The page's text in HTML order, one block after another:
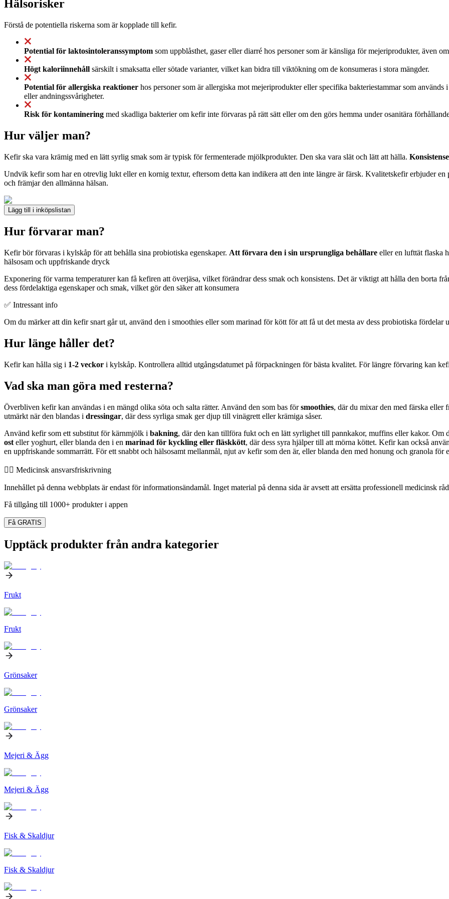
Hälsorisker
Förstå de potentiella riskerna som är kopplade till kefir.
Potential för laktosintoleranssymptom som uppblåsthet, gaser eller diarré hos personer som är känsliga för mejeriprodukter, även
Högt kaloriinnehåll särskilt i smaksatta eller sötade varianter, vilket kan bidra till viktökning om de konsumeras i stora mängder.
Potential för allergiska reaktioner hos personer som är allergiska mot mejeriprodukter eller specifika bakteriestammar som
eller andningssvårigheter.
Risk för kontaminering med skadliga bakterier om kefir inte förvaras på rätt sätt eller om den görs hemma under osanitära
Hur väljer man?
Kefir ska vara krämig med en lätt syrlig smak som är typisk för fermenterade mjölkprodukter. Den ska vara slät och lätt att hälla.
Undvik kefir som har en otrevlig lukt eller en kornig textur, eftersom detta kan indikera att den inte längre är färsk. Kvalitetskefir erbjuder
och främjar den allmänna hälsan.
Lägg till i inköpslistan
Hur förvarar man?
Kefir bör förvaras i kylskåp för att behålla sina probiotiska egenskaper. Att förvara den i sin ursprungliga behållare eller en lufttät flaska
hälsosam och uppfriskande dryck
Exponering för varma temperaturer kan få kefiren att överjäsa, vilket förändrar dess smak och konsistens. Det är viktigt att hålla den borta
dess fördelaktiga egenskaper och smak, vilket gör den säker att konsumera
✅ Intressant info
Om du märker att din kefir snart går ut, använd den i smoothies eller som marinad för kött för att få ut det mesta av dess probiotiska fördelar
Hur länge håller det?
Kefir kan hålla sig i 1-2 veckor i kylskåp. Kontrollera alltid utgångsdatumet på förpackningen för bästa kvalitet. För längre förvaring kan
Vad ska man göra med resterna?
Överbliven kefir kan användas i en mängd olika söta och salta rätter. Använd den som bas försmoothies, där du mixar den med färska
utmärkt när den blandas i dressingar, där dess syrliga smak ger djup till vinägrett eller krämiga såser.
Använd kefir som ett substitut för kärnmjölk i bakning, där den kan tillföra fukt och en lätt syrlighet till pannkakor, muffins eller kakor. Om
ost eller yoghurt, eller blanda den i en marinad för kyckling eller fläskkött, där dess syra hjälper till att mörna köttet. Kefir kan också
en uppfriskande sommarrätt. För ett snabbt och hälsosamt mellanmål, njut av kefir som den är, eller blanda den med honung och granola för
👨‍⚕️️ Medicinsk ansvarsfriskrivning
Innehållet på denna webbplats är endast för informationsändamål. Inget material på denna sida är avsett att ersätta professionell medicinsk
Få tillgång till 1000+ produkter i appen
Få GRATIS
Upptäck produkter från andra kategorier
Frukt
Frukt
Grönsaker
Grönsaker
Mejeri & Ägg
Mejeri & Ägg
Fisk & Skaldjur
Fisk & Skaldjur